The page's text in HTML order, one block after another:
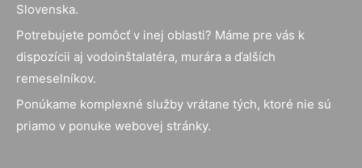
Slovenska.
Potrebujete pomôcť v inej oblasti? Máme pre vás k
dispozícii aj vodoinštalatéra, murára a ďalších
remeselníkov.
Ponúkame komplexné služby vrátane tých, ktoré nie sú
priamo v ponuke webovej stránky.